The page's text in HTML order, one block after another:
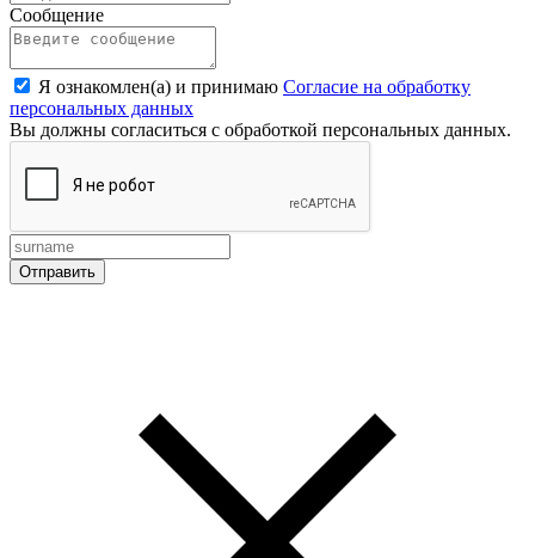
Сообщение
Я ознакомлен(а) и принимаю Согласие на обработку
персональных данных
Вы должны согласиться с обработкой персональных данных.